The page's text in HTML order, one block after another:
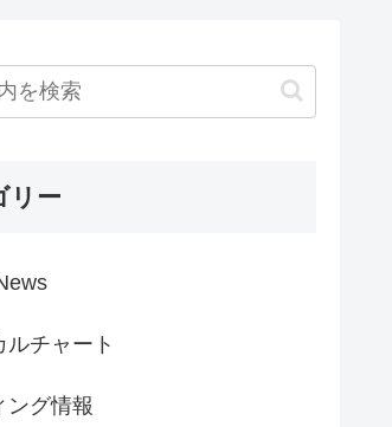
リー
ルチャート
ング情報